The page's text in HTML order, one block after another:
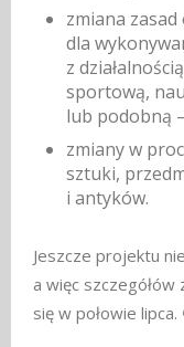
zmiana
dla
z
sportową,
lub podobną
zmiany w
sztuki,
i antyków.
Jeszcze projektu
a więc
się w połowie lipca.